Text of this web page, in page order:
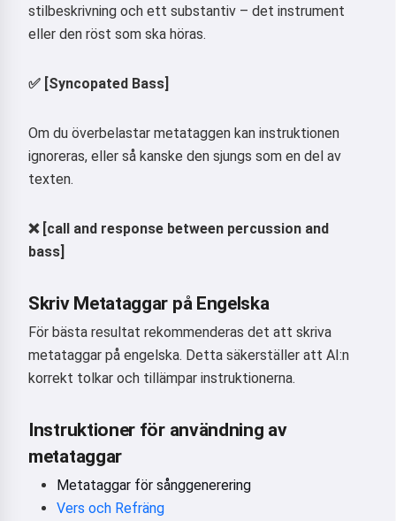
stilbeskrivning och ett substantiv – det instrument
eller den röst som ska höras.
✅ [Syncopated Bass]
Om du överbelastar metataggen kan instruktionen
ignoreras, eller så kanske den sjungs som en del av
texten.
❌ [call and response between percussion and
bass]
Skriv Metataggar på Engelska
För bästa resultat rekommenderas det att skriva
metataggar på engelska. Detta säkerställer att AI:n
korrekt tolkar och tillämpar instruktionerna.
Instruktioner för användning av
metataggar
Metataggar för sånggenerering
Vers och Refräng
Jag kan skapa låtar, skriva dikter